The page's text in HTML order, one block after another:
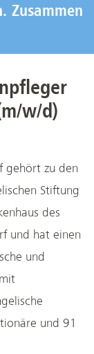
Zusammen
w/d)
gehört zu den
Stiftung
des
und hat einen
und
und 91